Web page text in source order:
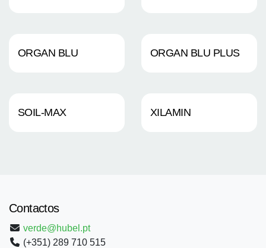
ORGAN BLU ORGAN BLU PLUS
SOIL-MAX XILAMIN
Contactos
verde@hubel.pt
(+351) 289 710 515